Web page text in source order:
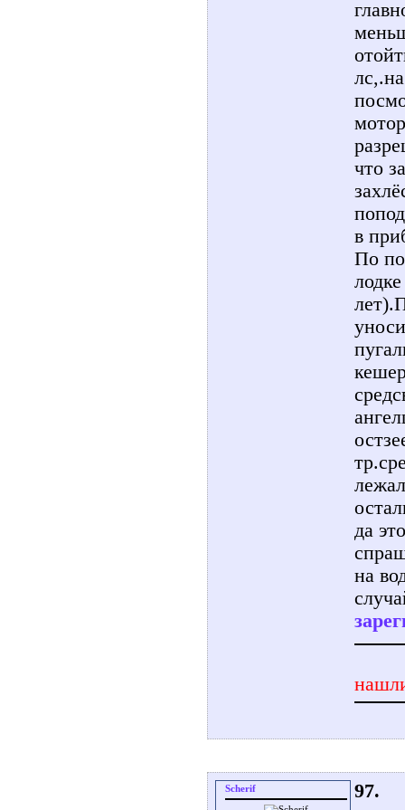
что
в
По
да
на
Scherif
97.